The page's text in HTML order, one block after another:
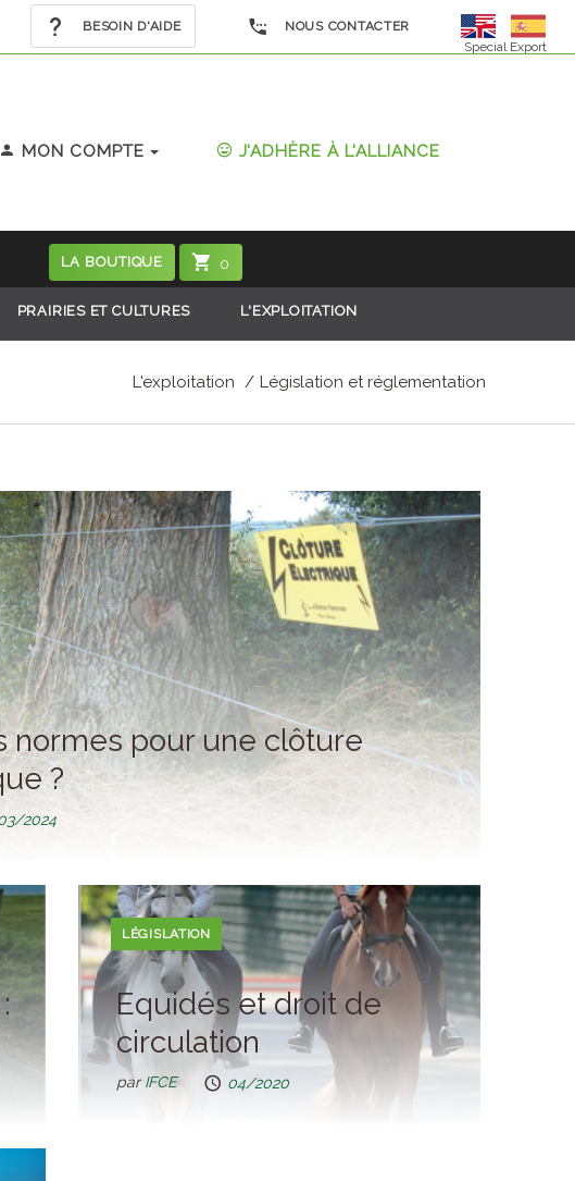
BESOIN D'AIDE
NOUS CONTACTER
Special Export
MON COMPTE J'ADHÈRE À L'ALLIANCE
LA BOUTIQUE 0
PRAIRIES ET CULTURES L'EXPLOITATION
L'exploitation Législation et réglementation
normes pour une clôture
?
2024
LÉGISLATION
Equidés et droit de
circulation
parIFCE 04/2020